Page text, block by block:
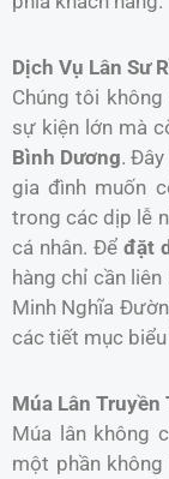
Dịch Vụ Lân Sư
Chúng tôi
sự kiện lớn mà
Bình Dương.
gia đình muốn
trong các dịp lễ
cá nhân. Để đặt
hàng chỉ cần
Minh Nghĩa
các tiết mục
Múa Lân Truyền
Múa lân không
một phần